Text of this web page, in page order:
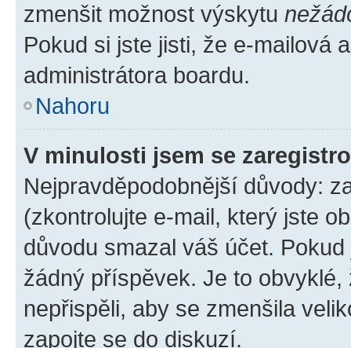
zmenšit možnost výskytu
Pokud si jste jisti, že e-mailová
administrátora boardu.
Nahoru
V minulosti jsem se
Nejpravděpodobnější důvody:
(zkontrolujte e-mail, který jste
důvodu smazal váš účet.
žádný příspěvek. Je to
nepřispěli, aby se zmenšila
zapojte se do diskuzí.